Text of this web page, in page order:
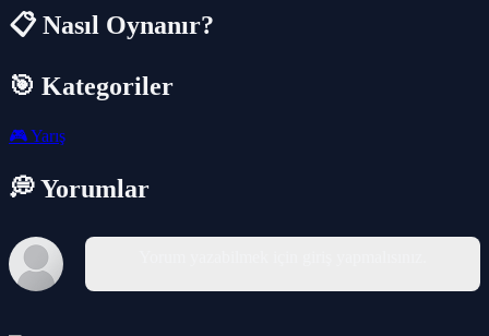
📋 Nasıl Oynanır?
🎯 Kategoriler
🎮Yarış
💭 Yorumlar